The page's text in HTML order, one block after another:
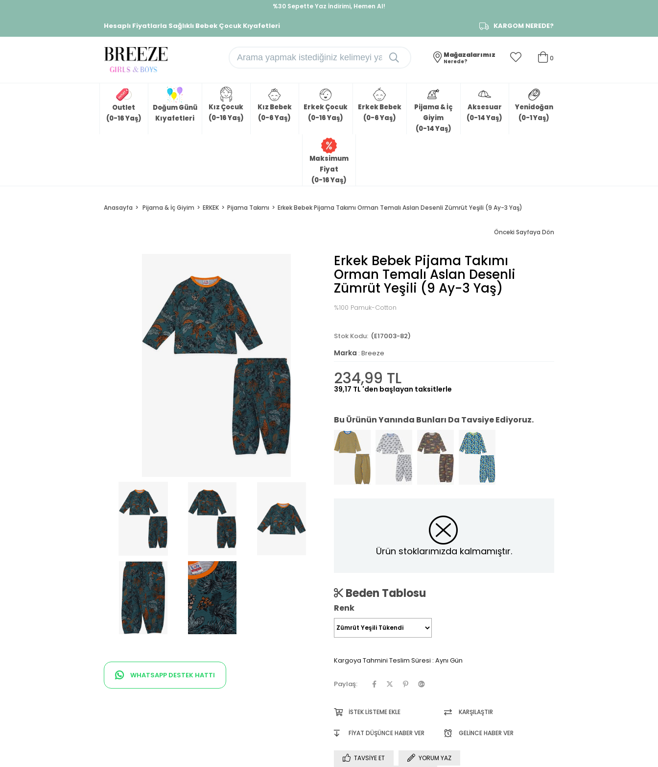
İndirimlere ek %10 İndirimi Kap, Hemen Üye Ol!
Hesaplı Fiyatlarla Sağlıklı Bebek Çocuk Kıyafetleri KARGOM NEREDE?
0
Mağazalarımız
Nerede?
Outlet
(0-16 Yaş)
Doğum Günü
Kıyafetleri
Kız Çocuk
(0-16 Yaş)
Kız Bebek
(0-6 Yaş)
Erkek Çocuk
(0-16 Yaş)
Erkek Bebek
(0-6 Yaş)
Pijama & İç
Giyim
(0-14 Yaş)
Aksesuar
(0-14 Yaş)
Yenidoğan
(0-1 Yaş)
Maksimum
Fiyat
(0-16 Yaş)
Anasayfa Pijama & İç Giyim ERKEK Pijama Takımı Erkek Bebek Pijama Takımı Orman Temalı Aslan Desenli Zümrüt Yeşili (9 Ay-3 Yaş)
Önceki Sayfaya Dön
WHATSAPP DESTEK HATTI
Erkek Bebek Pijama Takımı
Orman Temalı Aslan Desenli
Zümrüt Yeşili (9 Ay-3 Yaş)
%100 Pamuk-Cotton
(E17003-82)
Marka : Breeze
234,99 TL
39,17 TL 'den başlayan taksitlerle
Bu Ürünün Yanında Bunları Da Tavsiye Ediyoruz.
Ürün stoklarımızda kalmamıştır.
Beden Tablosu
Renk
Kargoya Tahmini Teslim Süresi : Aynı Gün
Paylaş:
İSTEK LISTEME EKLE KARŞILAŞTIR
FIYAT DÜŞÜNCE HABER VER GELINCE HABER VER
TAVSIYE ET
YORUM YAZ